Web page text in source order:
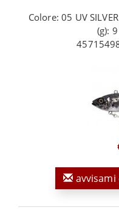
Colore: 05 UV
(g):